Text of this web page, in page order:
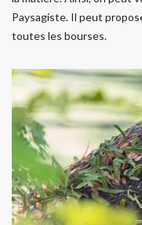
Paysagiste. Il peut
toutes les bourses.